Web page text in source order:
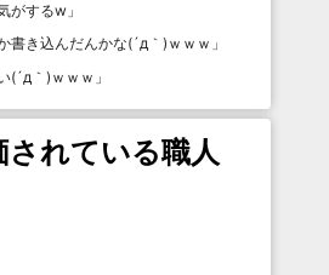
がするw 」
書き込んだんかな(´д｀)ｗｗｗ 」
(´д｀)ｗｗｗ 」
されている職人